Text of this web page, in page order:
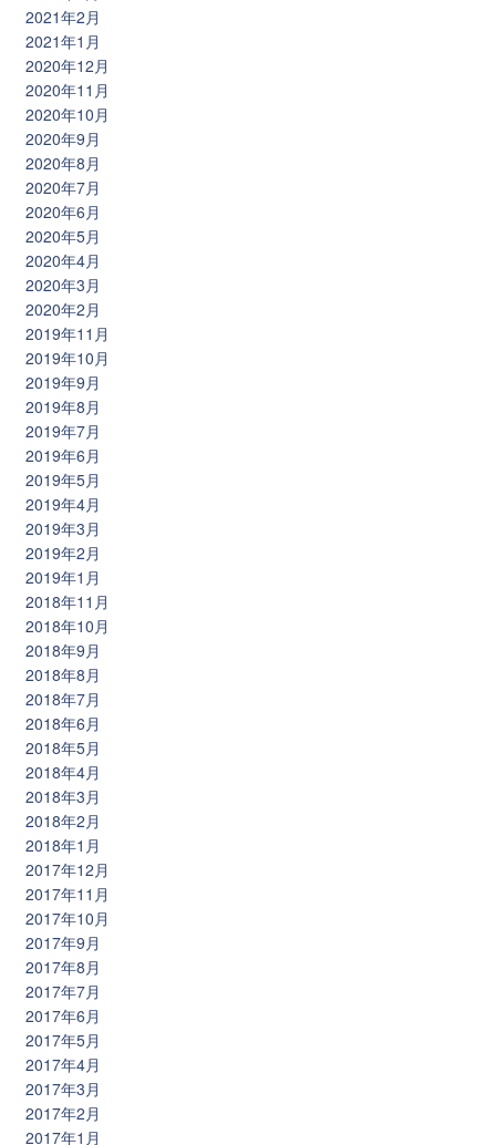
2021年2月
2021年1月
2020年12月
2020年11月
2020年10月
2020年9月
2020年8月
2020年7月
2020年6月
2020年5月
2020年4月
2020年3月
2020年2月
2019年11月
2019年10月
2019年9月
2019年8月
2019年7月
2019年6月
2019年5月
2019年4月
2019年3月
2019年2月
2019年1月
2018年11月
2018年10月
2018年9月
2018年8月
2018年7月
2018年6月
2018年5月
2018年4月
2018年3月
2018年2月
2018年1月
2017年12月
2017年11月
2017年10月
2017年9月
2017年8月
2017年7月
2017年6月
2017年5月
2017年4月
2017年3月
2017年2月
2017年1月